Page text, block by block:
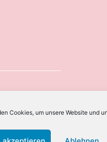
Cookies, um unsere Website und